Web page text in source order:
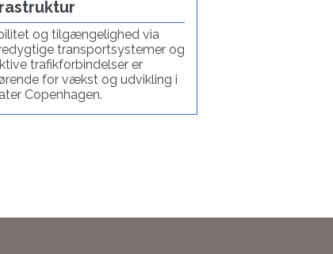
og tilgængelighed via
transportsystemer og
trafikforbindelser er
for vækst og udvikling i
Copenhagen.